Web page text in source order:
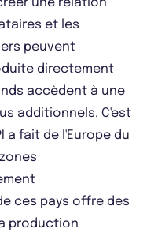
une relation
et les
peuvent
directement
accèdent à une
additionnels. C'est
a fait de l'Europe du
ces pays offre des
production